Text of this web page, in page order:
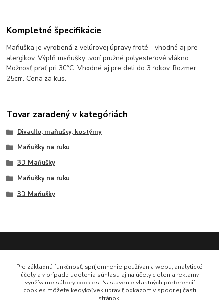
Kompletné špecifikácie
Maňuška je vyrobená z velúrovej úpravy froté - vhodné aj pre
alergikov. Výplň maňušky tvorí pružné polyesterové vlákno.
Možnosť prať pri 30°C. Vhodné aj pre deti do 3 rokov. Rozmer:
25cm. Cena za kus.
Tovar zaradený v kategóriách
Divadlo, maňušky, kostýmy
Maňušky na ruku
3D Maňušky
Maňušky na ruku
3D Maňušky
Platobná brána ComGate
Pre základnú funkčnosť, spríjemnenie používania webu, analytické
účely a v prípade udelenia súhlasu aj na účely cielenia reklamy
využívame súbory cookies. Nastavenie vlastných preferencií
cookies môžete kedykoľvek upraviť odkazom v spodnej časti
stránok.